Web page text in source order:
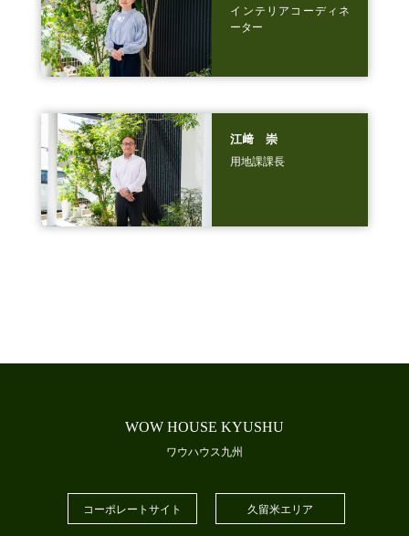
インテリアコーディネ
ーター
江﨑 崇
用地課課長
WOW HOUSE KYUSHU
ワウハウス九州
コーポレートサイト 久留米エリア